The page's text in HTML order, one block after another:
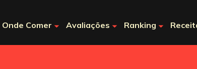
Onde Comer Avaliações Ranking